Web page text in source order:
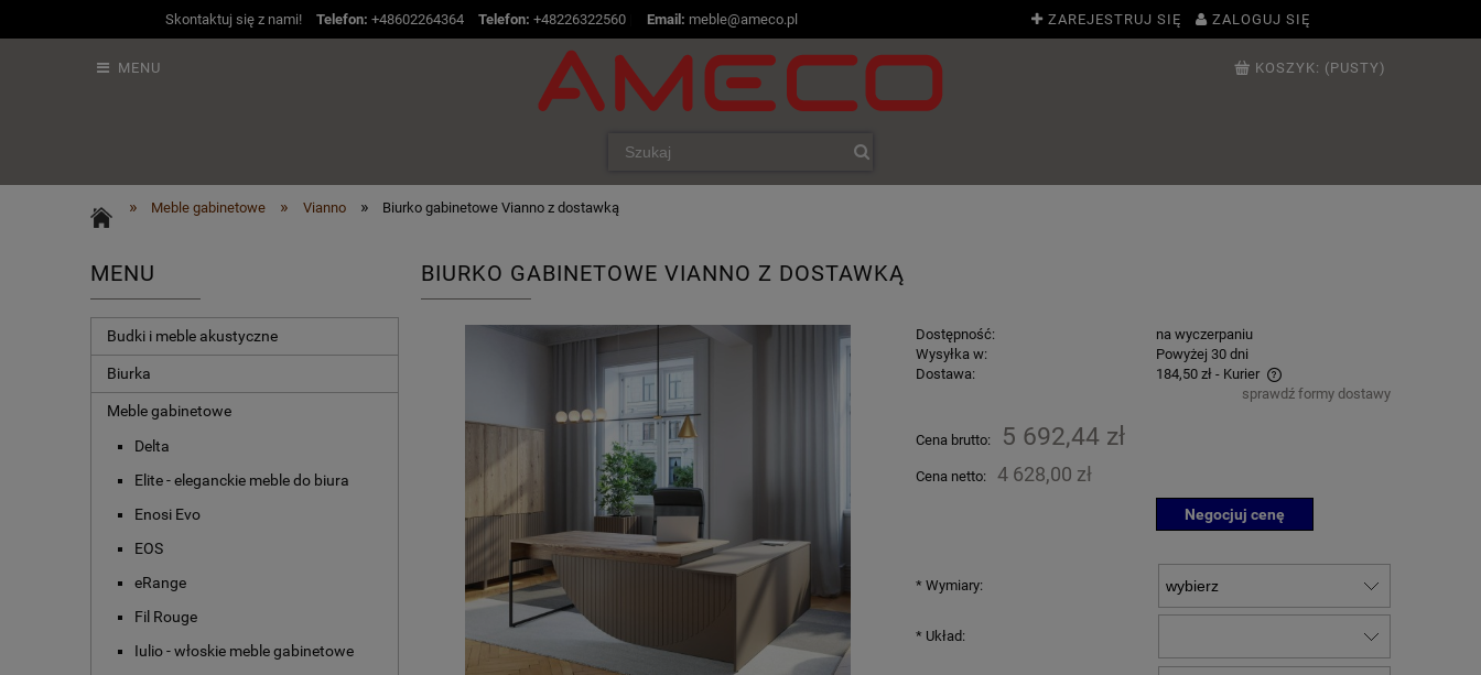
Skontaktuj się z nami! Telefon: +48602264364 Telefon: +48226322560 Email: meble@ameco.pl ZAREJESTRUJ SIĘ ZALOGUJ SIĘ
MENU KOSZYK: (PUSTY)
» Meble gabinetowe » Vianno » Biurko gabinetowe Vianno z dostawką
MENU
Budki i meble akustyczne
Biurka
Meble gabinetowe
Delta
Elite - eleganckie meble do biura
Enosi Evo
EOS
eRange
Fil Rouge
Iulio - włoskie meble gabinetowe
BIURKO GABINETOWE VIANNO Z DOSTAWKĄ
Dostępność:
na wyczerpaniu
Wysyłka w:
Powyżej 30 dni
Dostawa:
184,50 zł - Kurier
Cena nie zawiera ewentualnych kosztów
płatności
sprawdź formy dostawy
Cena brutto: 5 692,44 zł
Cena netto: 4 628,00 zł
Negocjuj cenę
* Wymiary:
* Układ: